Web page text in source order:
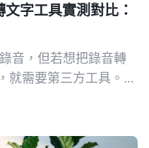
字工具實測對比：
音，但若想把錄音轉
就需要第三方工具。本